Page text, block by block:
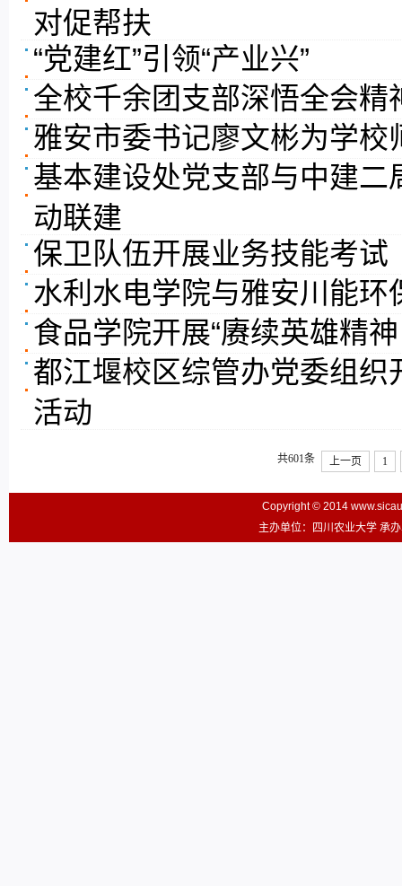
对促帮扶
“党建红”引领“产业兴”
全校千余团支部深悟全会精
雅安市委书记廖文彬为学
基本建设处党支部与中建
动联建
保卫队伍开展业务技能考试
水利水电学院与雅安川能
食品学院开展“赓续英雄精
都江堰校区综管办党委组
活动
共601条 上一页 1
Copyright © 2014
主办单位：四川农业大学 承